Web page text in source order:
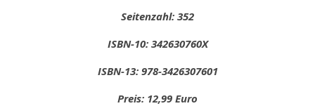
Seitenzahl: 352
ISBN-10: 342630760X
ISBN-13: 978-3426307601
Preis: 12,99 Euro